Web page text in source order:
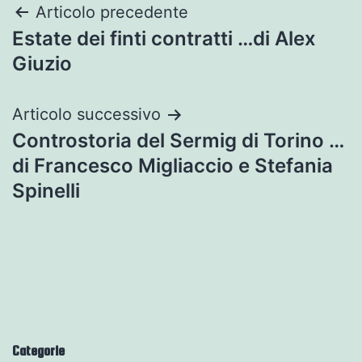
Navigazione
articoli
Articolo precedente
Estate dei finti contratti …di Alex
Giuzio
Articolo successivo
Controstoria del Sermig di Torino …
di Francesco Migliaccio e Stefania
Spinelli
Categorie